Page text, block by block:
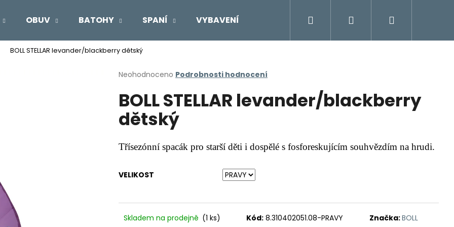
OBUV BATOHY SPANÍ VYBAVENÍ Moje objednávka
Přihlášení
BOLL STELLAR levander/blackberry dětský
Průměrné
produktu
je
0,0
z
hvězdiček.
Neohodnoceno Podrobnosti hodnocení
BOLL STELLAR levander/blackberry
dětský
Třísezónní spacák pro starší děti i dospělé s fosforeskujícím souhvězdím na hrudi.
VELIKOST
Skladem na prodejně (1 ks) Kód: 8.310402051.08-PRAVY Značka:BOLL
Co potřebujete najít?
HLEDAT